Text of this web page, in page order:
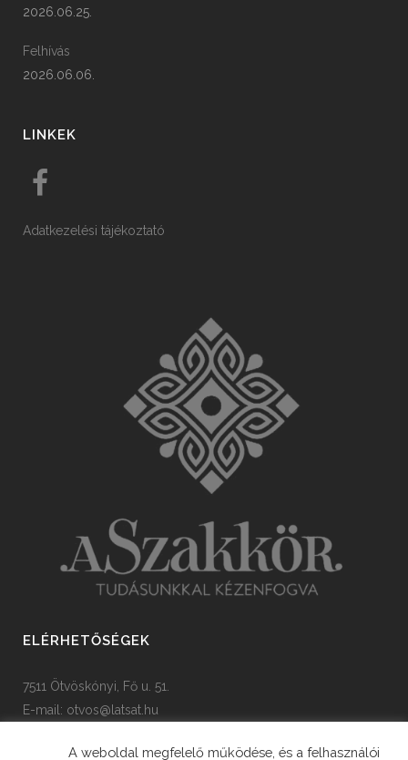
2026.06.25.
Felhívás
2026.06.06.
LINKEK
Adatkezelési tájékoztató
ELÉRHETŐSÉGEK
7511 Ötvöskónyi, Fő u. 51.
E-mail: otvos@latsat.hu
A weboldal megfelelő működése, és a felhasználói